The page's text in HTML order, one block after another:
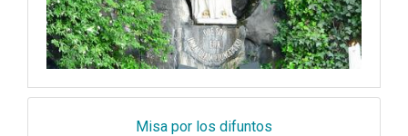
Misa por los difuntos